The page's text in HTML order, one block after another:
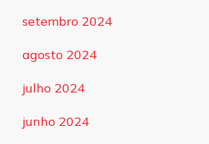
setembro 2024
agosto 2024
julho 2024
junho 2024